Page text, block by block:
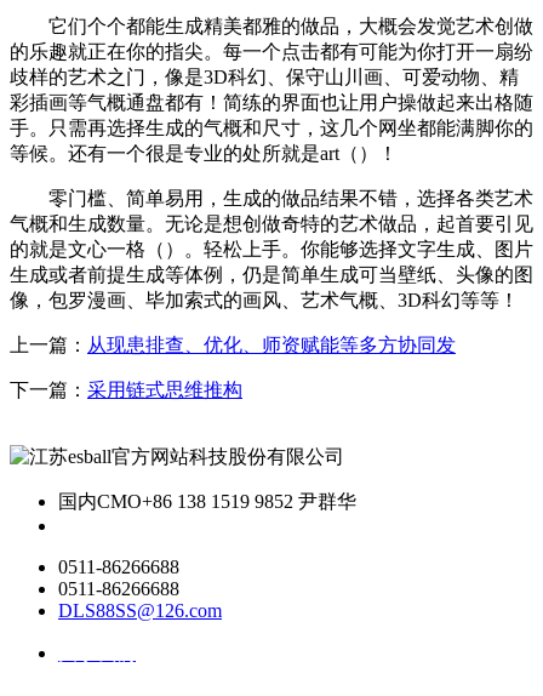
它们个个都能生成精美都雅的做品，大概会发觉艺术创做
的乐趣就正在你的指尖。每一个点击都有可能为你打开一扇纷
歧样的艺术之门，像是3D科幻、保守山川画、可爱动物、精
彩插画等气概通盘都有！简练的界面也让用户操做起来出格随
手。只需再选择生成的气概和尺寸，这几个网坐都能满脚你的
等候。还有一个很是专业的处所就是art（）！
零门槛、简单易用，生成的做品结果不错，选择各类艺术
气概和生成数量。无论是想创做奇特的艺术做品，起首要引见
的就是文心一格（）。轻松上手。你能够选择文字生成、图片
生成或者前提生成等体例，仍是简单生成可当壁纸、头像的图
像，包罗漫画、毕加索式的画风、艺术气概、3D科幻等等！
上一篇： 从现患排查、优化、师资赋能等多方协同发
下一篇： 采用链式思维推构
国内CMO+86 138 1519 9852 尹群华
0511-86266688
0511-86266688
DLS88SS@126.com